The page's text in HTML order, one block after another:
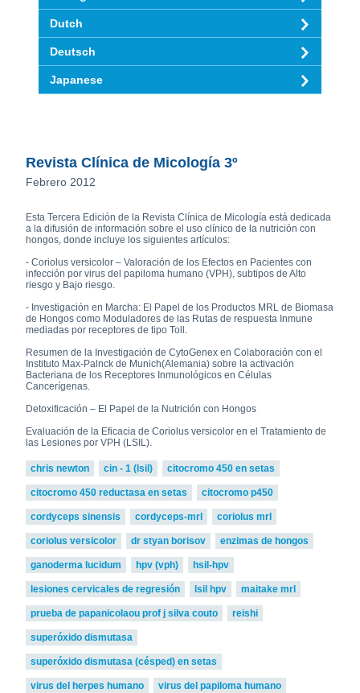
Dutch
Deutsch
Japanese
Revista Clínica de Micología 3º
Febrero 2012
Esta Tercera Edición de la Revista Clínica de Micología está dedicada
a la difusión de información sobre el uso clínico de la nutrición con
hongos, donde incluye los siguientes artículos:
- Coriolus versicolor – Valoración de los Efectos en Pacientes con
infección por virus del papiloma humano (VPH), subtipos de Alto
riesgo y Bajo riesgo.
- Investigación en Marcha: El Papel de los Productos MRL de Biomasa
de Hongos como Moduladores de las Rutas de respuesta Inmune
mediadas por receptores de tipo Toll.
Resumen de la Investigación de CytoGenex en Colaboración con el
Instituto Max-Palnck de Munich(Alemania) sobre la activación
Bacteriana de los Receptores Inmunológicos en Células
Cancerígenas.
Detoxificación – El Papel de la Nutrición con Hongos
Evaluación de la Eficacia de Coriolus versicolor en el Tratamiento de
las Lesiones por VPH (LSIL).
chris newton cin - 1 (lsil) citocromo 450 en setas
citocromo 450 reductasa en setas citocromo p450
cordyceps sinensis cordyceps-mrl coriolus mrl
coriolus versicolor dr styan borisov enzimas de hongos
ganoderma lucidum hpv (vph) hsil-hpv
lesiones cervicales de regresión lsil hpv maitake mrl
prueba de papanicolaou prof j silva couto reishi
superóxido dismutasa
superóxido dismutasa (césped) en setas
virus del herpes humano virus del papiloma humano